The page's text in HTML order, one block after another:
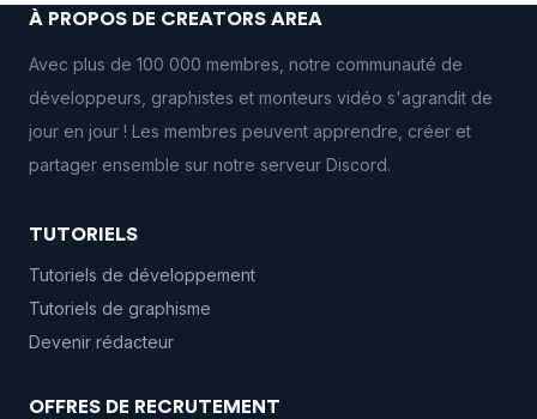
À PROPOS DE CREATORS AREA
Avec plus de 100 000 membres, notre communauté de
développeurs, graphistes et monteurs vidéo s'agrandit de
jour en jour ! Les membres peuvent apprendre, créer et
partager ensemble sur notre serveur Discord.
TUTORIELS
Tutoriels de développement
Tutoriels de graphisme
Devenir rédacteur
OFFRES DE RECRUTEMENT